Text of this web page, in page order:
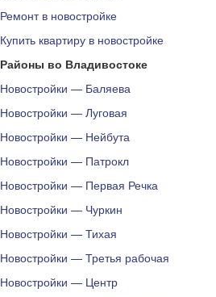
Ремонт в новостройке
Купить квартиру в новостройке
Районы во Владивостоке
Новостройки — Баляева
Новостройки — Луговая
Новостройки — Нейбута
Новостройки — Патрокл
Новостройки — Первая Речка
Новостройки — Чуркин
Новостройки — Тихая
Новостройки — Третья рабочая
Новостройки — Центр